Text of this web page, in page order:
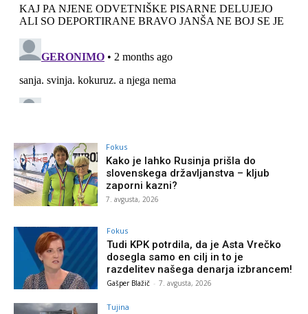
Fokus
Kako je lahko Rusinja prišla do
slovenskega državljanstva – kljub
zaporni kazni?
7. avgusta, 2026
Fokus
Tudi KPK potrdila, da je Asta Vrečko
dosegla samo en cilj in to je
razdelitev našega denarja izbrancem!
Gašper Blažič - 7. avgusta, 2026
Tujina